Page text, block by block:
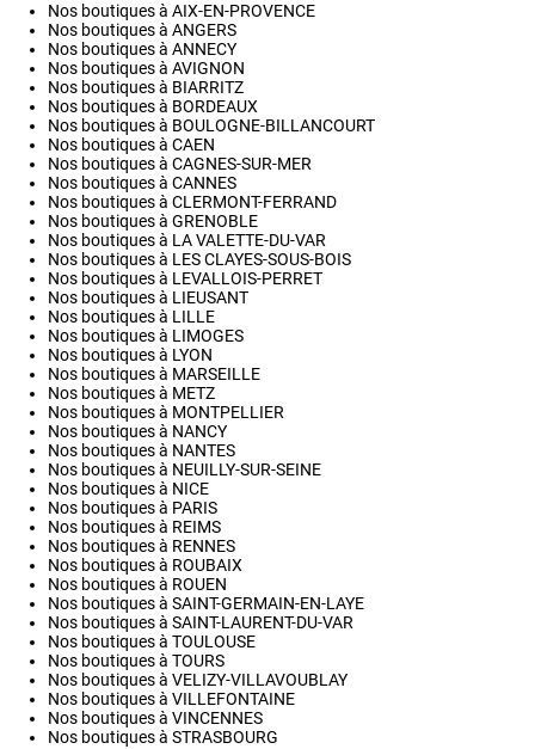
Nos boutiques à AIX-EN-PROVENCE
Nos boutiques à ANGERS
Nos boutiques à ANNECY
Nos boutiques à AVIGNON
Nos boutiques à BIARRITZ
Nos boutiques à BORDEAUX
Nos boutiques à BOULOGNE-BILLANCOURT
Nos boutiques à CAEN
Nos boutiques à CAGNES-SUR-MER
Nos boutiques à CANNES
Nos boutiques à CLERMONT-FERRAND
Nos boutiques à GRENOBLE
Nos boutiques à LA VALETTE-DU-VAR
Nos boutiques à LES CLAYES-SOUS-BOIS
Nos boutiques à LEVALLOIS-PERRET
Nos boutiques à LIEUSANT
Nos boutiques à LILLE
Nos boutiques à LIMOGES
Nos boutiques à LYON
Nos boutiques à MARSEILLE
Nos boutiques à METZ
Nos boutiques à MONTPELLIER
Nos boutiques à NANCY
Nos boutiques à NANTES
Nos boutiques à NEUILLY-SUR-SEINE
Nos boutiques à NICE
Nos boutiques à PARIS
Nos boutiques à REIMS
Nos boutiques à RENNES
Nos boutiques à ROUBAIX
Nos boutiques à ROUEN
Nos boutiques à SAINT-GERMAIN-EN-LAYE
Nos boutiques à SAINT-LAURENT-DU-VAR
Nos boutiques à TOULOUSE
Nos boutiques à TOURS
Nos boutiques à VELIZY-VILLAVOUBLAY
Nos boutiques à VILLEFONTAINE
Nos boutiques à VINCENNES
Nos boutiques à STRASBOURG